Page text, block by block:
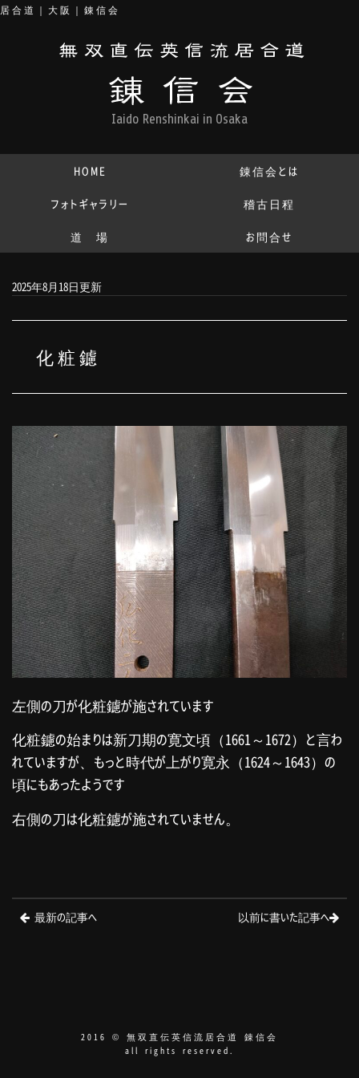
居合道｜大阪｜錬信会
Iaido Renshinkai in Osaka
HOME 錬信会とは
フォトギャラリー 稽古日程
道 場 お問合せ
2025年8月18日更新
化粧鑢
左側の刀が化粧鑢が施されています
化粧鑢の始まりは新刀期の寛文頃（1661～1672）と言わ
れていますが、もっと時代が上がり寛永（1624～1643）の
頃にもあったようです
右側の刀は化粧鑢が施されていません。
最新の記事へ 以前に書いた記事へ
2016 © 無双直伝英信流居合道 錬信会
all rights reserved.